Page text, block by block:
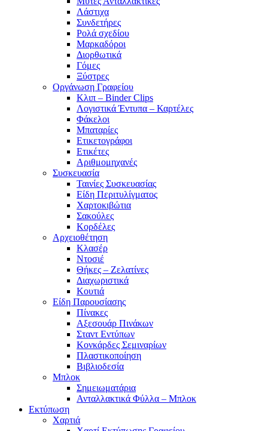
Λάστιχα
Συνδετήρες
Ρολά σχεδίου
Μαρκαδόροι
Διορθωτικά
Γόμες
Ξύστρες
Οργάνωση Γραφείου
Κλιπ – Binder Clips
Λογιστικά Έντυπα – Καρτέλες
Φάκελοι
Μπαταρίες
Ετικετογράφοι
Ετικέτες
Αριθμομηχανές
Συσκευασία
Ταινίες Συσκευασίας
Είδη Περιτυλίγματος
Χαρτοκιβώτια
Σακούλες
Κορδέλες
Αρχειοθέτηση
Κλασέρ
Ντοσιέ
Θήκες – Ζελατίνες
Διαχωριστικά
Κουτιά
Είδη Παρουσίασης
Πίνακες
Αξεσουάρ Πινάκων
Σταντ Εντύπων
Κονκάρδες Σεμιναρίων
Πλαστικοποίηση
Βιβλιοδεσία
Μπλοκ
Σημειωματάρια
Ανταλλακτικά Φύλλα – Μπλοκ
Εκτύπωση
Χαρτιά